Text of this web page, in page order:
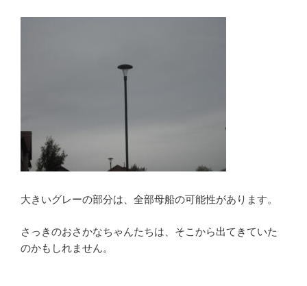
大きいグレーの部分は、全部母船の可能性があります。
さっきのおさかなちゃんたちは、そこから出てきていた
のかもしれません。